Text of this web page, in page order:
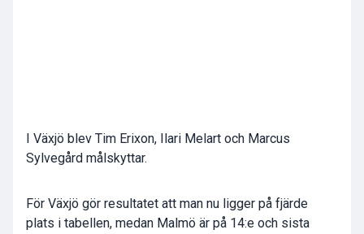
I Växjö blev Tim Erixon, Ilari Melart och Marcus
Sylvegård målskyttar.
För Växjö gör resultatet att man nu ligger på fjärde
plats i tabellen, medan Malmö är på 14:e och sista